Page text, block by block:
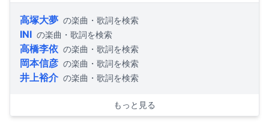
高塚大夢 の楽曲・歌詞を検索
INI の楽曲・歌詞を検索
高橋李依 の楽曲・歌詞を検索
岡本信彦 の楽曲・歌詞を検索
井上裕介 の楽曲・歌詞を検索
もっと見る